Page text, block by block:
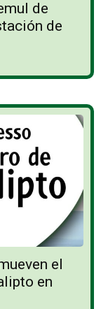
de
de
el
en